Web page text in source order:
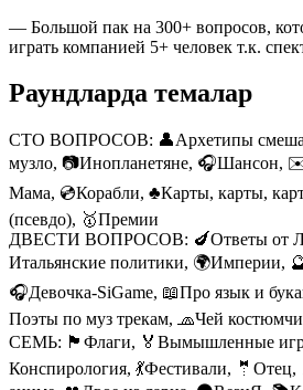
— Большой пак на 300+ вопросов,
играть компанией 5+ человек т.к.
Раундларда темалар
СТО ВОПРОСОВ: 👤Архетипы
музло, 📷Инопланетяне, 🎧Шансон,
Мама, 💿Корабли, ♣️Карты, карты,
(псевдо), 🥇Премии
ДВЕСТИ ВОПРОСОВ: 🍆Ответы от
Итальянские политики, 🌍Империи,
🎧Девочка-SiGame, 📖Про язык и
Поэты по муз трекам, 🧢Чей
СЕМЬ: 🏴󠁧󠁢󠁳󠁣󠁴󠁿Флаги, 🏅Вымышленные
Конспирология, 💃Фестивали,